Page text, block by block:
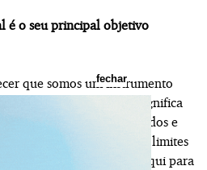
é o seu principal objetivo
que somos um instrumento
nossa atuação, e isso significa
que se sintam representados e
suas dificuldades. Não há limites
nesse sentido: estamos aqui para
fechar